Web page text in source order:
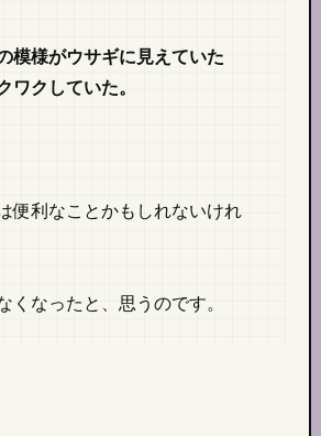
模様がウサギに見えていた
ワクしていた。
便利なことかもしれないけれ
くなったと、思うのです。